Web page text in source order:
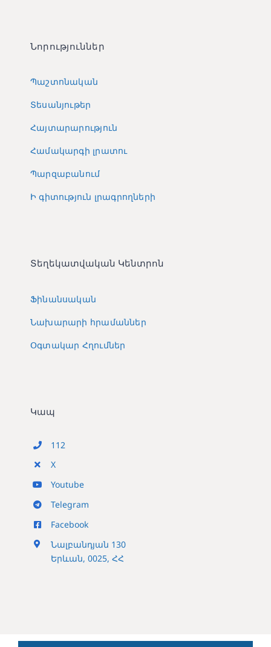
Նորություններ
Պաշտոնական
Տեսանյութեր
Հայտարարություն
Համակարգի լրատու
Պարզաբանում
Ի գիտություն լրագրողների
Տեղեկատվական Կենտրոն
Ֆինանսական
Նախարարի հրամաններ
Օգտակար Հղումներ
Կապ
112
X
Youtube
Telegram
Facebook
Նալբանդյան 130
Երևան, 0025, ՀՀ